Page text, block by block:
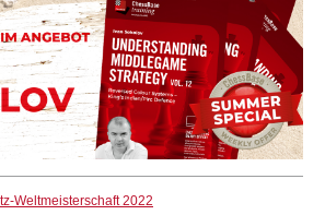
Weltmeisterschaft 2022